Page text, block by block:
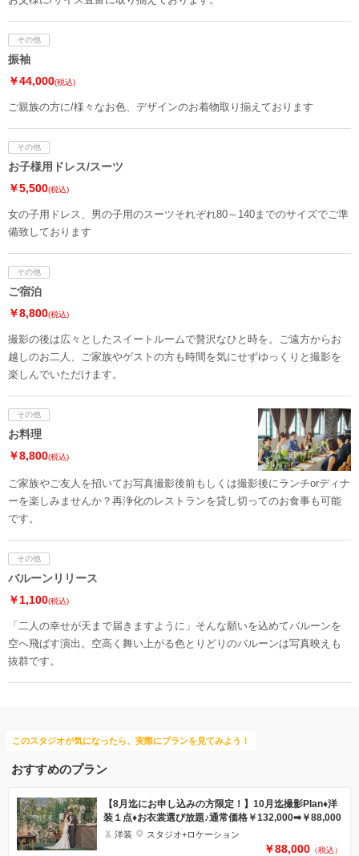
その他
振袖
￥44,000(税込)
ご親族の方に/様々なお色、デザインのお着物取り揃えております
その他
お子様用ドレス/スーツ
￥5,500(税込)
女の子用ドレス、男の子用のスーツそれぞれ80～140までのサイズでご準
備致しております
その他
ご宿泊
￥8,800(税込)
撮影の後は広々としたスイートルームで贅沢なひと時を。ご遠方からお
越しのお二人、ご家族やゲストの方も時間を気にせずゆっくりと撮影を
楽しんでいただけます。
その他
お料理
￥8,800(税込)
ご家族やご友人を招いてお写真撮影後前もしくは撮影後にランチorディナ
ーを楽しみませんか？再浄化のレストランを貸し切ってのお食事も可能
です。
その他
バルーンリリース
￥1,100(税込)
「二人の幸せが天まで届きますように」そんな願いを込めてバルーンを
空へ飛ばす演出。空高く舞い上がる色とりどりのバルーンは写真映えも
抜群です。
このスタジオが気になったら、実際にプランを見てみよう！
おすすめのプラン
【8月迄にお申し込みの方限定！】10月迄撮影Plan♦洋
装１点♦お衣裳選び放題♪通常価格￥132,000➡￥88,000
洋装 スタジオ+ロケーション
￥88,000 （税込）